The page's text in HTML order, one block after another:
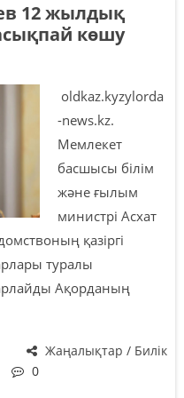
12 жылдық
көшу
oldkaz.kyzylorda
-news.kz.
Мемлекет
басшысы білім
және ғылым
министрі Асхат
қазіргі
туралы
Ақорданың
Жаңалықтар / Билік
0